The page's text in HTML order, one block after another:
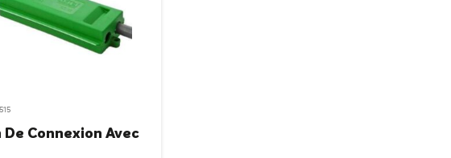
De Connexion Avec